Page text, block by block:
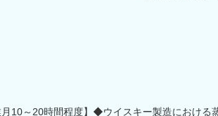
月10～20時間程度】◆ウイスキー製造における